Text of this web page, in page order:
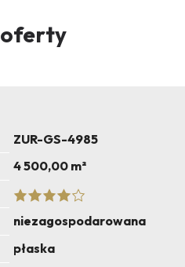
oferty
ZUR-GS-4985
4 500,00 m²
niezagospodarowana
płaska